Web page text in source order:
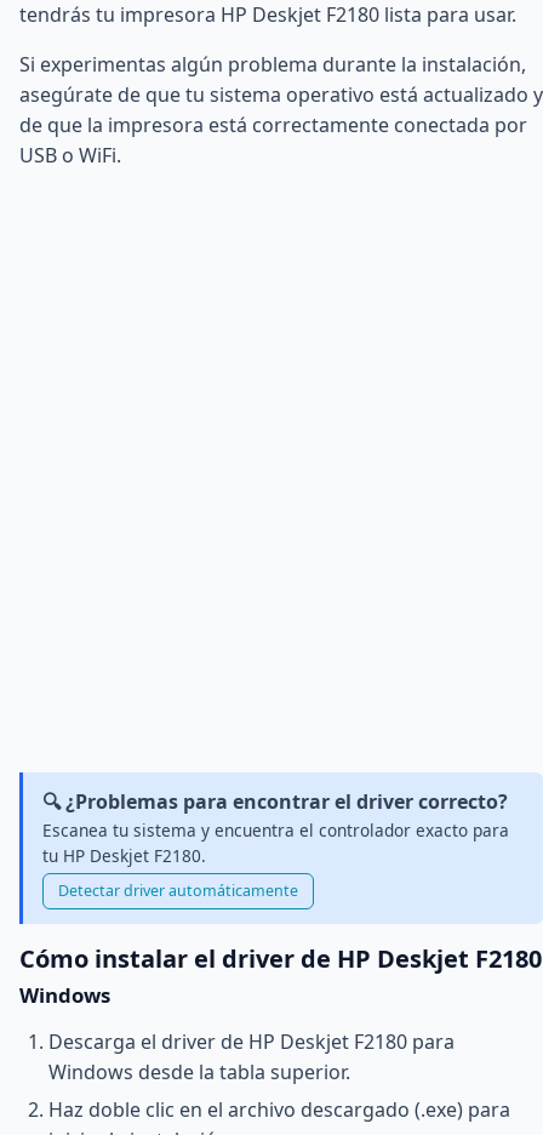
tendrás tu impresora HP Deskjet F2180 lista para usar.
Si experimentas algún problema durante la instalación,
asegúrate de que tu sistema operativo está actualizado y
de que la impresora está correctamente conectada por
USB o WiFi.
🔍 ¿Problemas para encontrar el driver correcto?
Escanea tu sistema y encuentra el controlador exacto para
tu HP Deskjet F2180.
Detectar driver automáticamente
Cómo instalar el driver de HP Deskjet F2180
Windows
Descarga el driver de HP Deskjet F2180 para
Windows desde la tabla superior.
Haz doble clic en el archivo descargado (.exe) para